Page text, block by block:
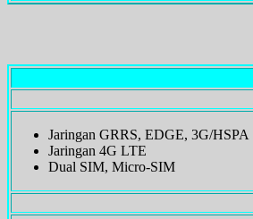
Jaringan GRRS, EDGE, 3G/HSPA
Jaringan 4G LTE
Dual SIM, Micro-SIM